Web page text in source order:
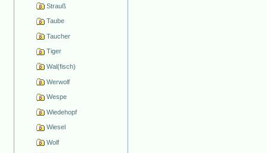
Strauß
Taube
Taucher
Tiger
Wal(fisch)
Werwolf
Wespe
Wiedehopf
Wiesel
Wolf